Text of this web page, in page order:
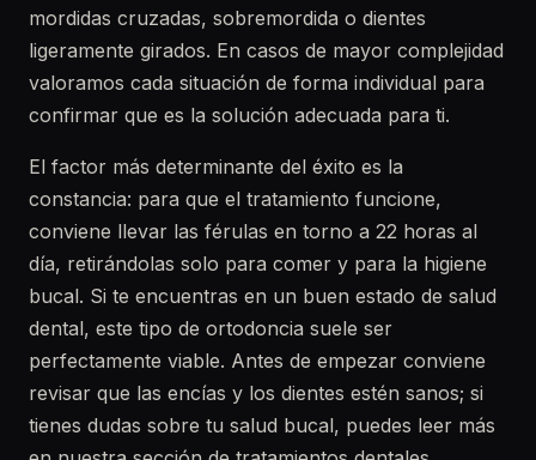
mordidas cruzadas, sobremordida o dientes
ligeramente girados. En casos de mayor complejidad
valoramos cada situación de forma individual para
confirmar que es la solución adecuada para ti.
El factor más determinante del éxito es la
constancia: para que el tratamiento funcione,
conviene llevar las férulas en torno a 22 horas al
día, retirándolas solo para comer y para la higiene
bucal. Si te encuentras en un buen estado de salud
dental, este tipo de ortodoncia suele ser
perfectamente viable. Antes de empezar conviene
revisar que las encías y los dientes estén sanos; si
tienes dudas sobre tu salud bucal, puedes leer más